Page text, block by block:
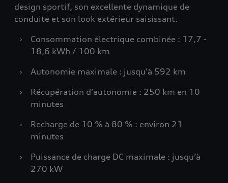
design sportif, son excellente dynamique de
conduite et son look extérieur saisissant.
›
Consommation électrique combinée : 17,7 -
18,6 kWh / 100 km
›
Autonomie maximale : jusqu’à 592 km
›
Récupération d’autonomie : 250 km en 10
minutes
›
Recharge de 10 % à 80 % : environ 21
minutes
›
Puissance de charge DC maximale : jusqu’à
270 kW